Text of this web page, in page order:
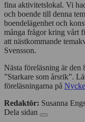
– Det var trevligt att se
fina aktivitetslokal. Vi
och boende till denna
boendelägenhet och
många frågor kring vårt
att nästkommande
Nästa föreläsning är den
”Starkare som årsrik”.
Redaktör: Susanna